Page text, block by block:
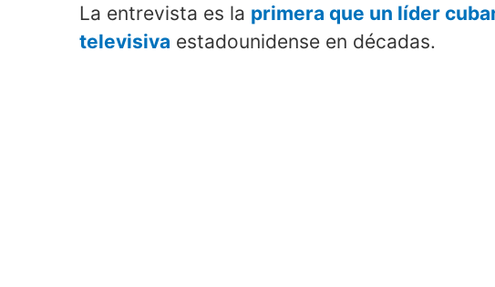
La entrevista es la primera que un líder
televisiva estadounidense en décadas.